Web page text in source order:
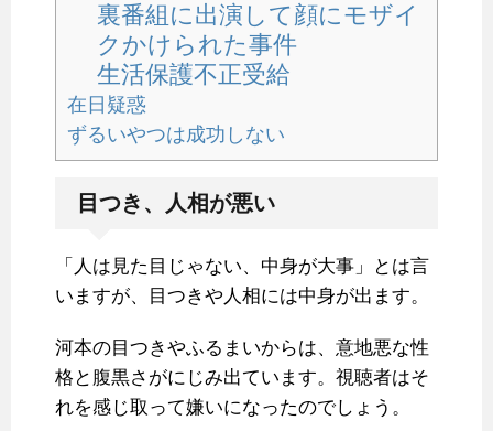
裏番組に出演して顔にモザイ
クかけられた事件
生活保護不正受給
在日疑惑
ずるいやつは成功しない
目つき、人相が悪い
「人は見た目じゃない、中身が大事」とは言
いますが、目つきや人相には中身が出ます。
河本の目つきやふるまいからは、意地悪な性
格と腹黒さがにじみ出ています。視聴者はそ
れを感じ取って嫌いになったのでしょう。